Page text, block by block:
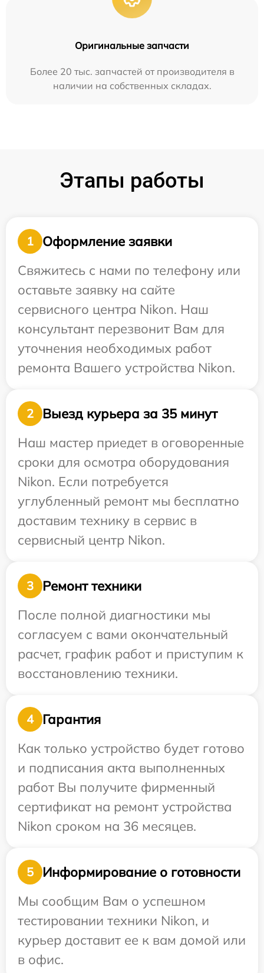
Оригинальные запчасти
Более 20 тыс. запчастей от производителя в
наличии на собственных складах.
Этапы работы
1
Оформление заявки
Свяжитесь с нами по телефону или
оставьте заявку на сайте
сервисного центра Nikon. Наш
консультант перезвонит Вам для
уточнения необходимых работ
ремонта Вашего устройства Nikon.
2
Выезд курьера за 35 минут
Наш мастер приедет в оговоренные
сроки для осмотра оборудования
Nikon. Если потребуется
углубленный ремонт мы бесплатно
доставим технику в сервис в
сервисный центр Nikon.
3
Ремонт техники
После полной диагностики мы
согласуем с вами окончательный
расчет, график работ и приступим к
восстановлению техники.
4
Гарантия
Как только устройство будет готово
и подписания акта выполненных
работ Вы получите фирменный
сертификат на ремонт устройства
Nikon сроком на 36 месяцев.
5
Информирование о готовности
Мы сообщим Вам о успешном
тестировании техники Nikon, и
курьер доставит ее к вам домой или
в офис.